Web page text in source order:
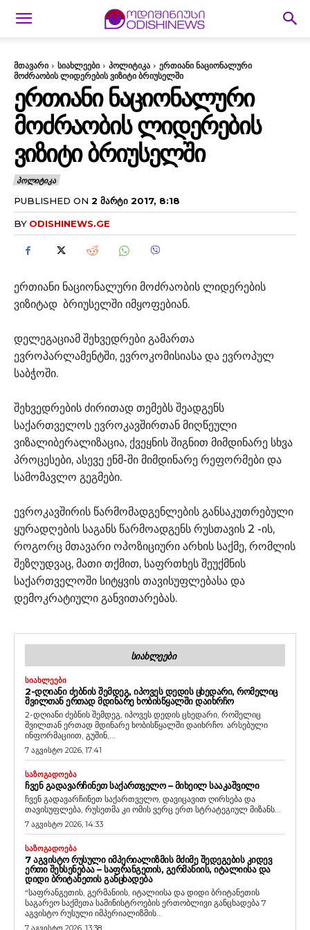
მთავარი სიახლეები პოლიტიკა
ერთიანი ნაციონალური
მოძრაობის ლიდერების ვიზიტი ბრიუსელში
ᲔᲠᲗᲘᲐᲜᲘ ᲜᲐᲪᲘᲝᲜᲐᲚᲣᲠᲘ
ᲛᲝᲫᲠᲐᲝᲑᲘᲡ ᲚᲘᲓᲔᲠᲔᲑᲘᲡ
ᲕᲘᲖᲘᲢᲘ ᲑᲠᲘᲣᲡᲔᲚᲨᲘ
ᲞᲝᲚᲘᲢᲘᲙᲐ
PUBLISHED ON 2 ᲛᲐᲠᲢᲘ 2017, 8:18
BY ODISHINEWS.GE
ერთიანი ნაციონალური მოძრაობის ლიდერების
ვიზიტად ბრიუსელში იმყოფებიან.
დელეგაციამ შეხვედრები გამართა
ევროპარლამენტში, ევროკომისიასა და ევროპულ
საბჭოში.
შეხვედრების ძირითად თემებს შეადგენს
საქართველოს ევროკავშირთან მიღწეული
ვიზალიბერალიზაცია, ქვეყნის შიგნით მიმდინარე სხვა
პროცესები, ასევე ენმ-ში მიმდინარე რეფორმები და
სამომავლო გეგმები.
ევროკავშირის წარმომადგენლების განსაკუთრებული
ყურადღების საგანს წარმოადგენს რუსთავის 2 -ის,
როგორც მთავარი ოპოზიციური არხის საქმე, რომლის
შეზღუდვაც, მათი თქმით, საფრთხეს შეუქმნის
საქართველოში სიტყვის თავისუფლებასა და
დემოკრატიული განვითარებას.
ᲡᲘᲐᲮᲚᲔᲔᲑᲘ
ᲡᲘᲐᲮᲚᲔᲔᲑᲘ
2-ᲓᲦᲘᲐᲜᲘ ᲫᲔᲑᲜᲘᲡ ᲨᲔᲛᲓᲔᲒ, ᲘᲞᲝᲕᲔᲡ ᲓᲔᲓᲘᲡ ᲪᲮᲔᲓᲐᲠᲘ, ᲠᲝᲛᲔᲚᲘᲪ
ᲨᲕᲘᲚᲗᲐᲜ ᲔᲠᲗᲐᲓ ᲛᲓᲘᲜᲐᲠᲔ ᲮᲝᲑᲘᲡᲬᲧᲐᲚᲨᲘ ᲓᲐᲘᲮᲠᲩᲝ
2-დღიანი ძებნის შემდეგ, იპოვეს დედის ცხედარი, რომელიც
შვილთან ერთად მდინარე ხობისწყალში დაიხრჩო. არსებული
ინფორმაციით, გუშინ,...
7 აგვისტო 2026, 17:41
ᲡᲐᲖᲝᲒᲐᲓᲝᲔᲑᲐ
ᲩᲕᲔᲜ ᲒᲐᲓᲐᲕᲐᲠᲩᲘᲜᲔᲗ ᲡᲐᲥᲐᲠᲗᲕᲔᲚᲝ – ᲛᲘᲮᲔᲘᲚ ᲡᲐᲐᲙᲐᲨᲕᲘᲚᲘ
ჩვენ გადავარჩინეთ საქართველო, დავიცავით ღირსება და
თავისუფლება, რუსეთმა კი ომის ვერც ერთ სტრატეგიულ მიზანს...
7 აგვისტო 2026, 14:33
ᲡᲐᲖᲝᲒᲐᲓᲝᲔᲑᲐ
7 ᲐᲒᲕᲘᲡᲢᲝ ᲠᲣᲡᲣᲚᲘ ᲘᲛᲞᲔᲠᲘᲐᲚᲘᲖᲛᲘᲡ ᲛᲫᲘᲛᲔ ᲨᲔᲓᲔᲒᲔᲑᲘᲡ ᲙᲘᲓᲔᲕ
ᲔᲠᲗᲘ ᲨᲔᲮᲡᲔᲜᲔᲑᲐᲐ – ᲡᲐᲤᲠᲐᲜᲒᲔᲗᲘᲡ, ᲒᲔᲠᲛᲐᲜᲘᲘᲡ, ᲘᲢᲐᲚᲘᲘᲡᲐ ᲓᲐ
ᲓᲘᲓᲘ ᲑᲠᲘᲢᲐᲜᲔᲗᲘᲡ ᲒᲐᲜᲪᲮᲐᲓᲔᲑᲐ
“საფრანგეთის, გერმანიის, იტალიისა და დიდი ბრიტანეთის
საგარეო საქმეთა სამინისტროების ერთობლივი განცხადება 7
აგვისტო რუსული იმპერიალიზმის...
7 აგვისტო 2026, 13:38